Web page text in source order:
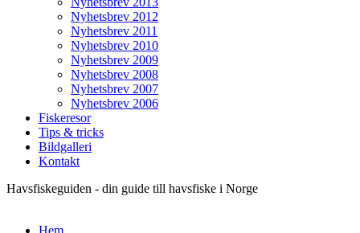
Nyhetsbrev 2012
Nyhetsbrev 2011
Nyhetsbrev 2010
Nyhetsbrev 2009
Nyhetsbrev 2008
Nyhetsbrev 2007
Nyhetsbrev 2006
Fiskeresor
Tips & tricks
Bildgalleri
Kontakt
Havsfiskeguiden - din guide till havsfiske i Norge
Hem